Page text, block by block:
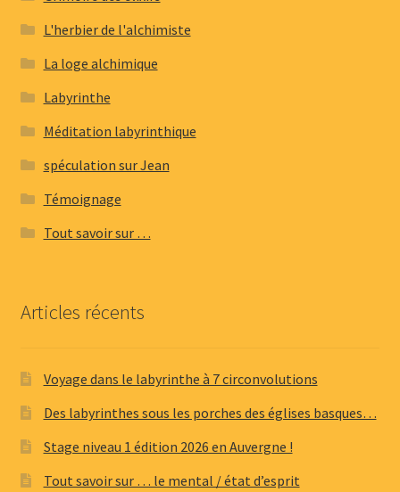
L'herbier de l'alchimiste
La loge alchimique
Labyrinthe
Méditation labyrinthique
spéculation sur Jean
Témoignage
Tout savoir sur …
Articles récents
Voyage dans le labyrinthe à 7 circonvolutions
Des labyrinthes sous les porches des églises basques…
Stage niveau 1 édition 2026 en Auvergne !
Tout savoir sur … le mental / état d’esprit